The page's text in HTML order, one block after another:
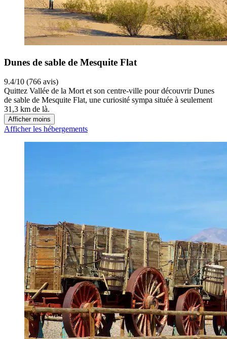
Dunes de sable de Mesquite Flat
9.4/10 (766 avis)
Quittez Vallée de la Mort et son centre-ville pour découvrir Dunes
de sable de Mesquite Flat, une curiosité sympa située à seulement
31,3 km de là.
Afficher moins
Afficher les hébergements